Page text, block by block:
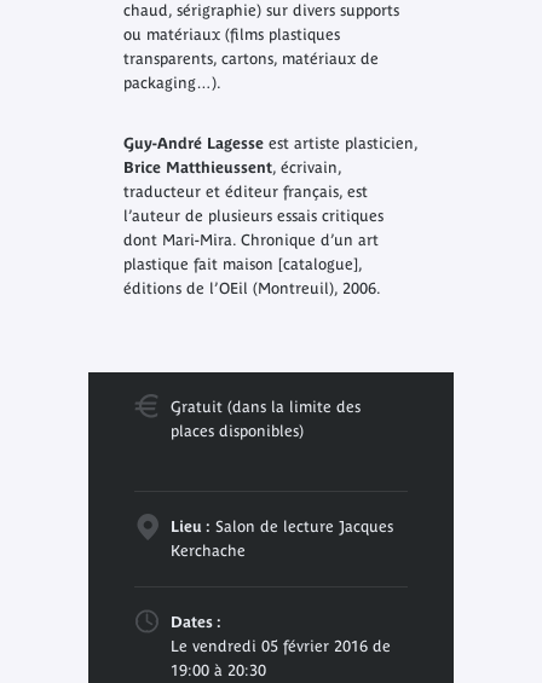
chaud, sérigraphie) sur divers supports
ou matériaux (films plastiques
transparents, cartons, matériaux de
packaging…).
Guy-André Lagesseest artiste plasticien,
Brice Matthieussent, écrivain,
traducteur et éditeur français, est
l’auteur de plusieurs essais critiques
dont Mari-Mira. Chronique d’un art
plastique fait maison [catalogue],
éditions de l’OEil (Montreuil), 2006.
Gratuit (dans la limite des
places disponibles)
Lieu : Salon de lecture Jacques
Kerchache
Dates :
Le vendredi 05 février 2016 de
19:00 à 20:30